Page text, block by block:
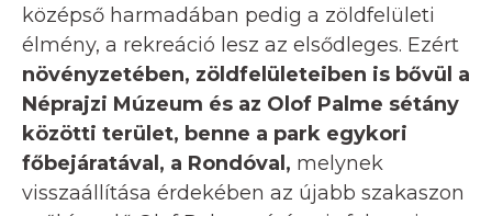
középső harmadában pedig a zöldfelületi
élmény, a rekreáció lesz az elsődleges. Ezért
növényzetében, zöldfelületeiben is bővül a
Néprajzi Múzeum és az Olof Palme sétány
közötti terület, benne a park egykori
főbejáratával, a Rondóval, melynek
visszaállítása érdekében az újabb szakaszon